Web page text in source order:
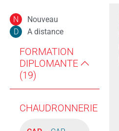
N Nouveau
D A distance
FORMATION
DIPLOMANTE
(19)
CHAUDRONNERIE